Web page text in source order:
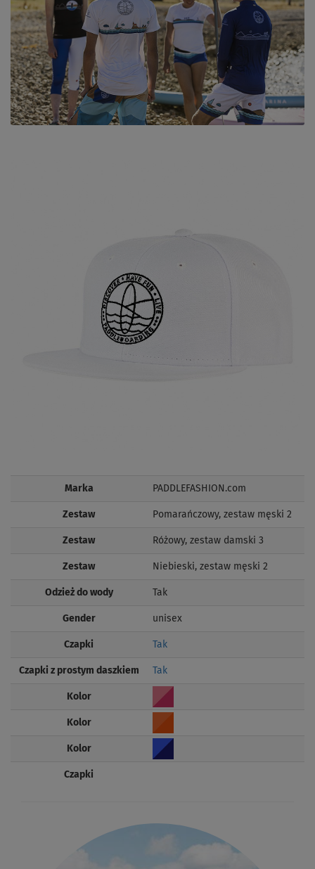
Marka PADDLEFASHION.com
Zestaw Pomarańczowy, zestaw męski 2
Zestaw Różowy, zestaw damski 3
Zestaw Niebieski, zestaw męski 2
Odzież do wody Tak
Gender unisex
Czapki Tak
Czapki z prostym daszkiem Tak
Kolor
Kolor
Kolor
Czapki